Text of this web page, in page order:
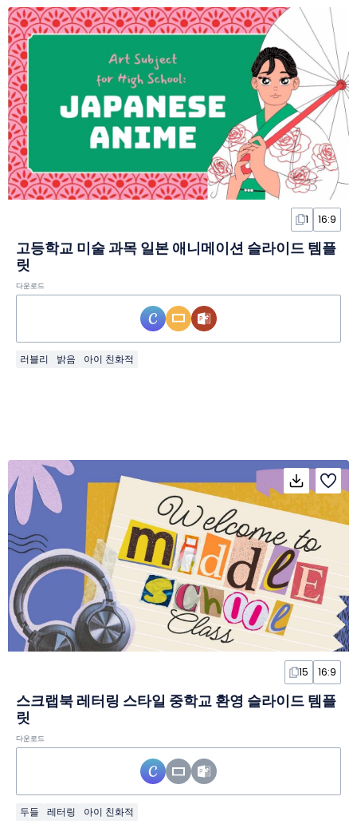
1 16:9
고등학교 미술 과목 일본 애니메이션 슬라이드 템플
릿
다운로드
러블리 밝음 아이 친화적
15 16:9
스크랩북 레터링 스타일 중학교 환영 슬라이드 템플
릿
다운로드
두들 레터링 아이 친화적